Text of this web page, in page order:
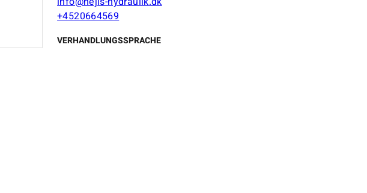
+4520664569
VERHANDLUNGSSPRACHE